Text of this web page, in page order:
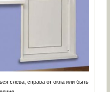
слева, справа от окна или быть